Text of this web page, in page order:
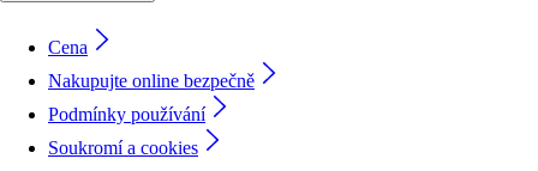
Cena
Nakupujte online bezpečně
Podmínky používání
Soukromí a cookies